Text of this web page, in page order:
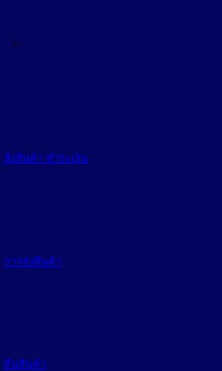
สั่งสินค้า ชำระเงิน
การส่งสินค้า
คืนสินค้า